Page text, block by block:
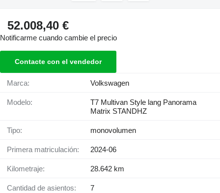
52.008,40 €
Notificarme cuando cambie el precio
Contacte con el vendedor
Marca: Volkswagen
Modelo:
T7 Multivan Style lang Panorama
Matrix STANDHZ
Tipo: monovolumen
Primera matriculación: 2024-06
Kilometraje: 28.642 km
Cantidad de asientos: 7